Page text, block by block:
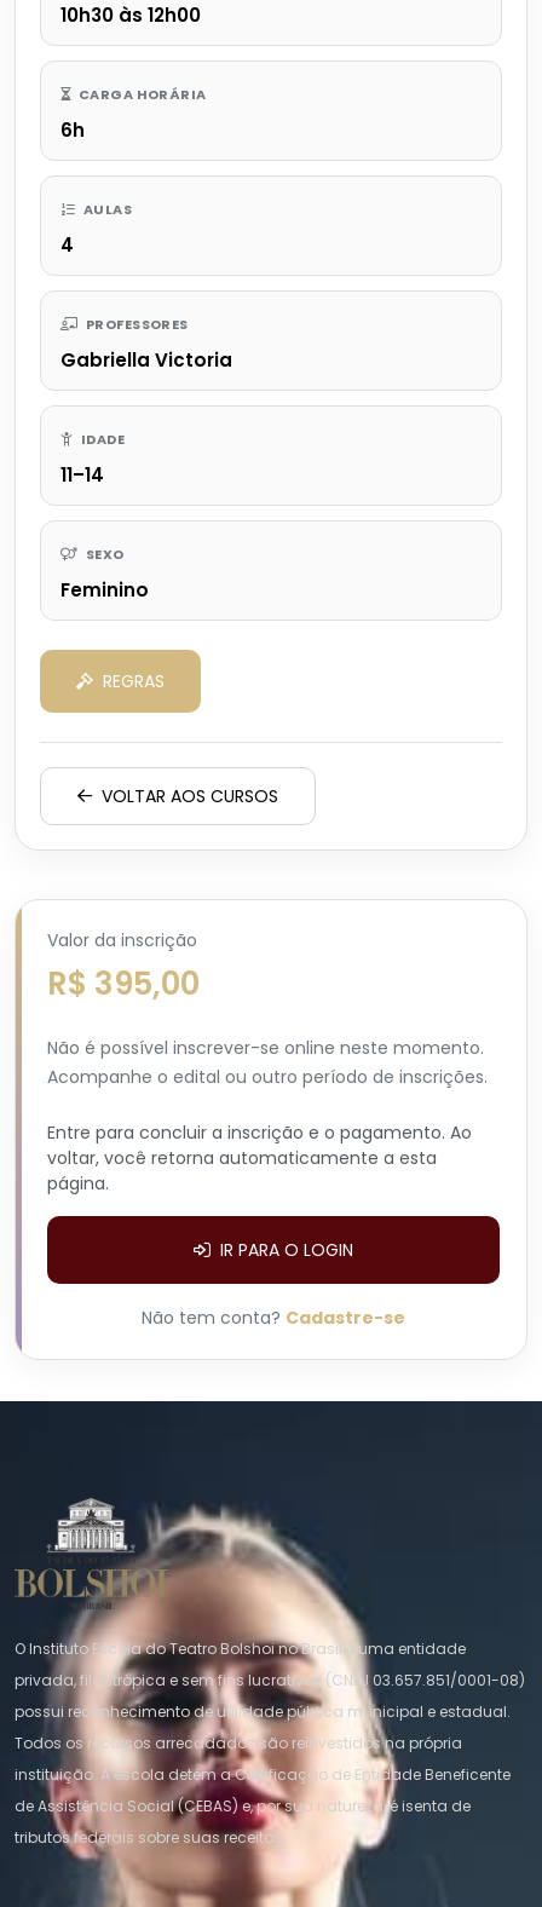
10h30 às 12h00
CARGA HORÁRIA
6h
AULAS
4
PROFESSORES
Gabriella Victoria
IDADE
11–14
SEXO
Feminino
REGRAS
VOLTAR AOS CURSOS
Valor da inscrição
R$ 395,00
Não é possível inscrever-se online neste momento.
Acompanhe o edital ou outro período de inscrições.
Entre para concluir a inscrição e o pagamento. Ao
voltar, você retorna automaticamente a esta
página.
IR PARA O LOGIN
Não tem conta? Cadastre-se
O Instituto Escola do Teatro Bolshoi no Brasil é uma entidade
privada, filantrópica e sem fins lucrativos (CNPJ 03.657.851/0001-08)
possui reconhecimento de utilidade pública municipal e estadual.
Todos os recursos arrecadados são reinvestidos na própria
instituição. A escola detém a Certificação de Entidade Beneficente
de Assistência Social (CEBAS) e, por sua natureza, é isenta de
tributos federais sobre suas receitas.